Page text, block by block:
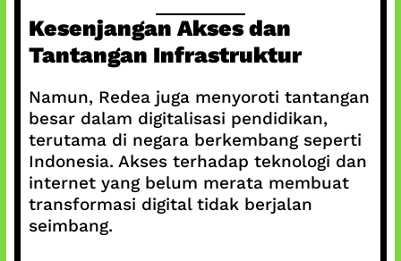
Kesenjangan Akses dan
Tantangan Infrastruktur
Namun, Redea juga menyoroti tantangan
besar dalam digitalisasi pendidikan,
terutama di negara berkembang seperti
Indonesia. Akses terhadap teknologi dan
internet yang belum merata membuat
transformasi digital tidak berjalan
seimbang.